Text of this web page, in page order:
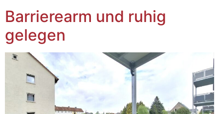
Barrierearm und ruhig
gelegen